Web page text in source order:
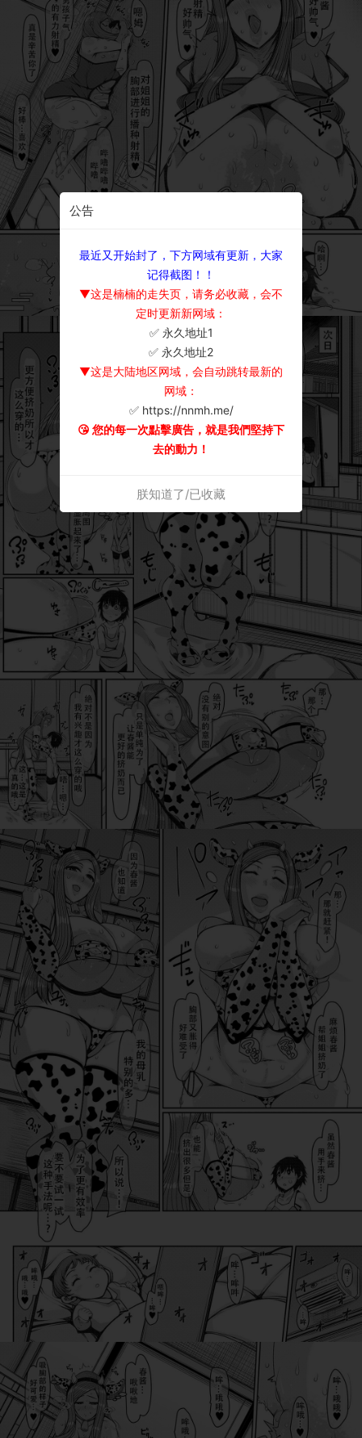
公告
最近又开始封了，下方网域有更新，大家
记得截图！！
▼这是楠楠的走失页，请务必收藏，会不
定时更新新网域：
✅ 永久地址1
✅ 永久地址2
▼这是大陆地区网域，会自动跳转最新的
网域：
✅ https://nnmh.me/
😘 您的每一次點擊廣告，就是我們堅持下
去的動力！
朕知道了/已收藏